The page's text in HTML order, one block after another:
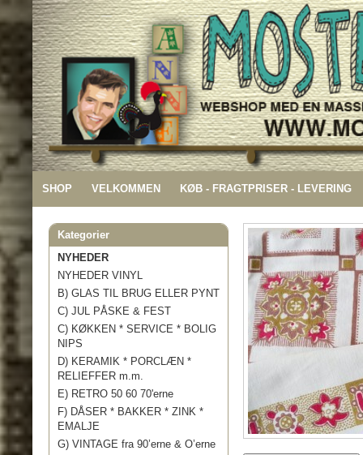
SHOP VELKOMMEN KØB - FRAGTPRISER - LEVERING
Kategorier
NYHEDER
NYHEDER VINYL
B) GLAS TIL BRUG ELLER PYNT
C) JUL PÅSKE & FEST
C) KØKKEN * SERVICE * BOLIG
NIPS
D) KERAMIK * PORCLÆN *
RELIEFFER m.m.
E) RETRO 50 60 70'erne
F) DÅSER * BAKKER * ZINK *
EMALJE
G) VINTAGE fra 90’erne & O’erne